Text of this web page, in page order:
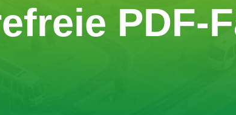
PDF-